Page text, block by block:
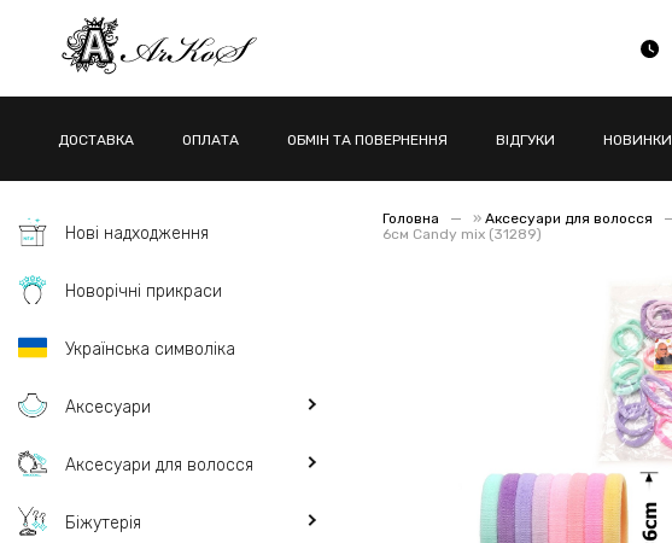
ДОСТАВКА ОПЛАТА ОБМІН ТА ПОВЕРНЕННЯ ВІДГУКИ НОВИНКИ
Нові надходження
Новорічні прикраси
Українська символіка
Аксесуари
Аксесуари для волосся
Біжутерія
Головна » Аксесуари для волосся
6см Candy mix (31289)